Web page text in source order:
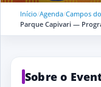
Início/Agenda/Campos
Parque Capivari —
Sobre o